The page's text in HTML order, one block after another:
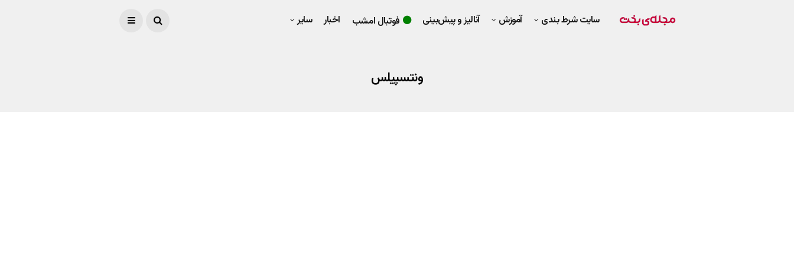
سایت شرط بندی آموزش آنالیز و پیش‌بینی فوتبال امشب اخبار سایر
ونتسپیلس